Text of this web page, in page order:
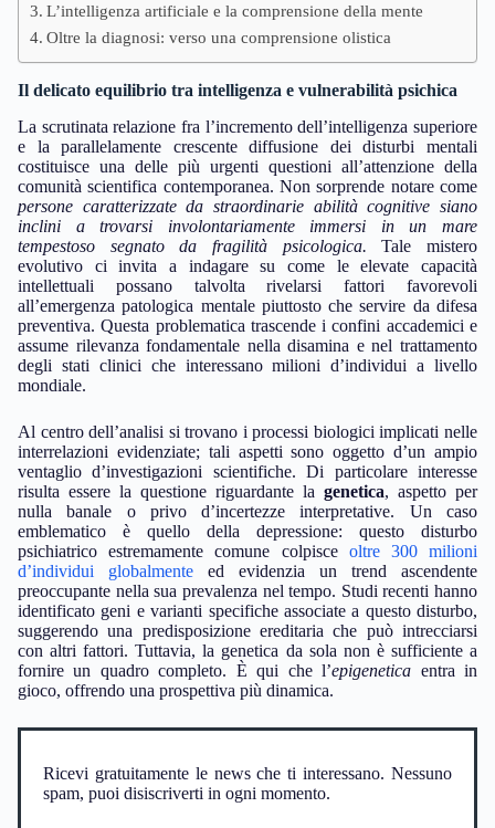
L’intelligenza artificiale e la comprensione della mente
Oltre la diagnosi: verso una comprensione olistica
Il delicato equilibrio tra intelligenza e vulnerabilità psichica
La scrutinata relazione fra l’incremento dell’intelligenza superiore
e la parallelamente crescente diffusione dei disturbi mentali
costituisce una delle più urgenti questioni all’attenzione della
comunità scientifica contemporanea. Non sorprende notare come
persone caratterizzate da straordinarie abilità cognitive siano
inclini a trovarsi involontariamente immersi in un mare
tempestoso segnato da fragilità psicologica. Tale mistero
evolutivo ci invita a indagare su come le elevate capacità
intellettuali possano talvolta rivelarsi fattori favorevoli
all’emergenza patologica mentale piuttosto che servire da difesa
preventiva. Questa problematica trascende i confini accademici e
assume rilevanza fondamentale nella disamina e nel trattamento
degli stati clinici che interessano milioni d’individui a livello
mondiale.
Al centro dell’analisi si trovano i processi biologici implicati nelle
interrelazioni evidenziate; tali aspetti sono oggetto d’un ampio
ventaglio d’investigazioni scientifiche. Di particolare interesse
risulta essere la questione riguardante la genetica, aspetto per
nulla banale o privo d’incertezze interpretative. Un caso
emblematico è quello della depressione: questo disturbo
psichiatrico estremamente comune colpisce oltre 300 milioni
d’individui globalmente ed evidenzia un trend ascendente
preoccupante nella sua prevalenza nel tempo. Studi recenti hanno
identificato geni e varianti specifiche associate a questo disturbo,
suggerendo una predisposizione ereditaria che può intrecciarsi
con altri fattori. Tuttavia, la genetica da sola non è sufficiente a
fornire un quadro completo. È qui che l’epigenetica entra in
gioco, offrendo una prospettiva più dinamica.
Ricevi gratuitamente le news che ti interessano. Nessuno
spam, puoi disiscriverti in ogni momento.